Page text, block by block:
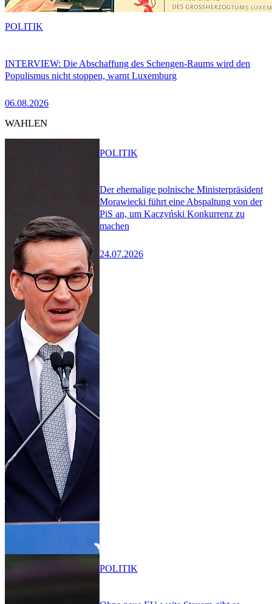
INTERVIEW: Die Abschaffung des Schengen-Raums wird den
Populismus nicht stoppen, warnt Luxemburg
06.08.2026
POLITIK
WAHLEN
Der ehemalige polnische Ministerpräsident
Morawiecki führt eine Abspaltung von der
PiS an, um Kaczyński Konkurrenz zu
machen
24.07.2026
POLITIK
POLITIK